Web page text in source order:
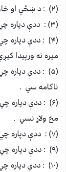
(۲) : د ښځي او خاوند له يوه او بل څخه د نفرت پيدا کيدو لپاره .
(۳) : ددې دپاره چي يوه ښځه وچه (شنډه) سي او اولاد يې نکيږي .
(۴) : ددې دپاره
ميړه نه ورپيدا
(۵) : ددې دپاره
ناکامه سي .
(۶) : ددې دپاره
مخ ولاړ نسي .
(۷) : ددې دپاره چي په يو چا کښي بدني مرضونه پيدا سي .
(۹) : ددې دپاره چي يو څوک ليونئ سي .
(۱۰) : ددې دپاره